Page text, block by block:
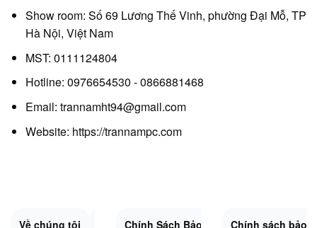
Show room: Số 69 Lương Thế Vinh, phường Đại Mỗ, TP
Hà Nội, Việt Nam
MST: 0111124804
Hotline: 0976654530 - 0866881468
Email: trannamht94@gmail.com
Website: https://trannampc.com
Về chúng tôi Liên Hệ Quy Định Chung Sitemap.XML
Chính Sách Bảo Mật Đổi trả và hoàn
Chính sách bảo